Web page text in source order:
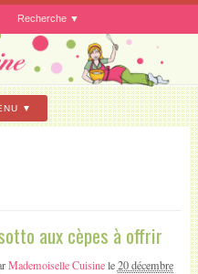
Recherche
aux cèpes à offrir
Mademoiselle Cuisinele20 décembre